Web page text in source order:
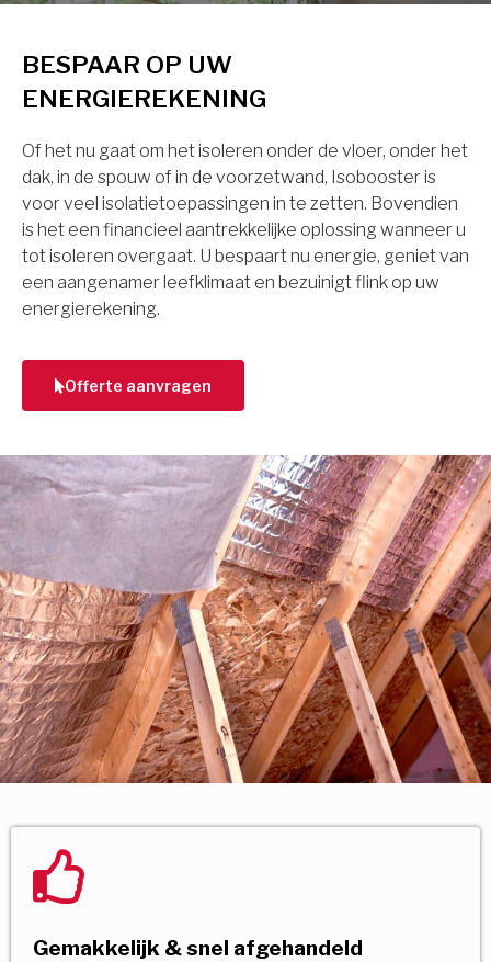
BESPAAR OP UW
ENERGIEREKENING
Of het nu gaat om het isoleren onder de vloer, onder het
dak, in de spouw of in de voorzetwand, Isobooster is
voor veel isolatietoepassingen in te zetten. Bovendien
is het een financieel aantrekkelijke oplossing wanneer u
tot isoleren overgaat. U bespaart nu energie, geniet van
een aangenamer leefklimaat en bezuinigt flink op uw
energierekening.
Offerte aanvragen
Gemakkelijk & snel afgehandeld